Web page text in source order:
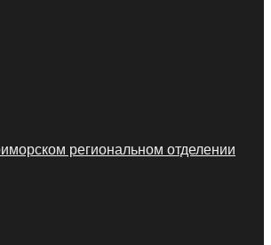
региональном отделении